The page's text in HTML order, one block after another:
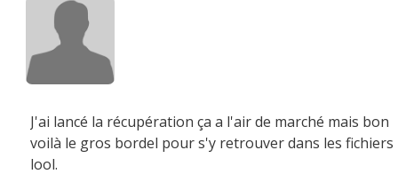
J'ai lancé la récupération ça a l'air de marché mais bon
voilà le gros bordel pour s'y retrouver dans les fichiers
lool.